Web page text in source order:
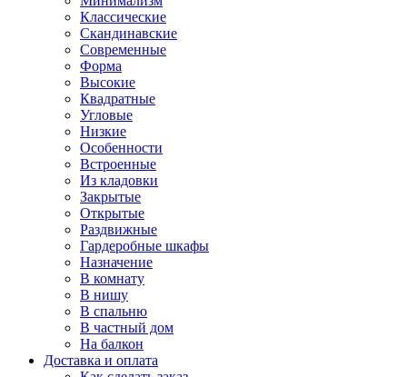
Классические
Скандинавские
Современные
Форма
Высокие
Квадратные
Угловые
Низкие
Особенности
Встроенные
Из кладовки
Закрытые
Открытые
Раздвижные
Гардеробные шкафы
Назначение
В комнату
В нишу
В спальню
В частный дом
На балкон
Доставка и оплата